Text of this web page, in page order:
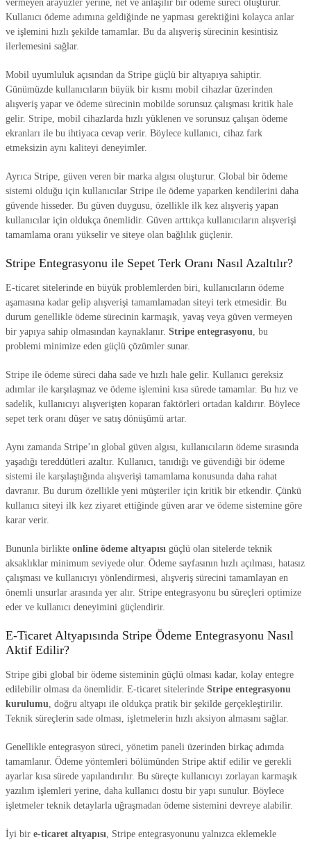
vermeyen arayüzler yerine, net ve anlaşılır bir ödeme süreci oluşturur.
Kullanıcı ödeme adımına geldiğinde ne yapması gerektiğini kolayca anlar
ve işlemini hızlı şekilde tamamlar. Bu da alışveriş sürecinin kesintisiz
ilerlemesini sağlar.
Mobil uyumluluk açısından da Stripe güçlü bir altyapıya sahiptir.
Günümüzde kullanıcıların büyük bir kısmı mobil cihazlar üzerinden
alışveriş yapar ve ödeme sürecinin mobilde sorunsuz çalışması kritik hale
gelir. Stripe, mobil cihazlarda hızlı yüklenen ve sorunsuz çalışan ödeme
ekranları ile bu ihtiyaca cevap verir. Böylece kullanıcı, cihaz fark
etmeksizin aynı kaliteyi deneyimler.
Ayrıca Stripe, güven veren bir marka algısı oluşturur. Global bir ödeme
sistemi olduğu için kullanıcılar Stripe ile ödeme yaparken kendilerini daha
güvende hisseder. Bu güven duygusu, özellikle ilk kez alışveriş yapan
kullanıcılar için oldukça önemlidir. Güven arttıkça kullanıcıların alışverişi
tamamlama oranı yükselir ve siteye olan bağlılık güçlenir.
Stripe Entegrasyonu ile Sepet Terk Oranı Nasıl Azaltılır?
E-ticaret sitelerinde en büyük problemlerden biri, kullanıcıların ödeme
aşamasına kadar gelip alışverişi tamamlamadan siteyi terk etmesidir. Bu
durum genellikle ödeme sürecinin karmaşık, yavaş veya güven vermeyen
bir yapıya sahip olmasından kaynaklanır. Stripe entegrasyonu , bu
problemi minimize eden güçlü çözümler sunar.
Stripe ile ödeme süreci daha sade ve hızlı hale gelir. Kullanıcı gereksiz
adımlar ile karşılaşmaz ve ödeme işlemini kısa sürede tamamlar. Bu hız ve
sadelik, kullanıcıyı alışverişten koparan faktörleri ortadan kaldırır. Böylece
sepet terk oranı düşer ve satış dönüşümü artar.
Aynı zamanda Stripe’ın global güven algısı, kullanıcıların ödeme sırasında
yaşadığı tereddütleri azaltır. Kullanıcı, tanıdığı ve güvendiği bir ödeme
sistemi ile karşılaştığında alışverişi tamamlama konusunda daha rahat
davranır. Bu durum özellikle yeni müşteriler için kritik bir etkendir. Çünkü
kullanıcı siteyi ilk kez ziyaret ettiğinde güven arar ve ödeme sistemine göre
karar verir.
Bununla birlikte online ödeme altyapısı güçlü olan sitelerde teknik
aksaklıklar minimum seviyede olur. Ödeme sayfasının hızlı açılması, hatasız
çalışması ve kullanıcıyı yönlendirmesi, alışveriş sürecini tamamlayan en
önemli unsurlar arasında yer alır. Stripe entegrasyonu bu süreçleri optimize
eder ve kullanıcı deneyimini güçlendirir.
E-Ticaret Altyapısında Stripe Ödeme Entegrasyonu Nasıl
Aktif Edilir?
Stripe gibi global bir ödeme sisteminin güçlü olması kadar, kolay entegre
edilebilir olması da önemlidir. E-ticaret sitelerinde Stripe entegrasyonu
kurulumu , doğru altyapı ile oldukça pratik bir şekilde gerçekleştirilir.
Teknik süreçlerin sade olması, işletmelerin hızlı aksiyon almasını sağlar.
Genellikle entegrasyon süreci, yönetim paneli üzerinden birkaç adımda
tamamlanır. Ödeme yöntemleri bölümünden Stripe aktif edilir ve gerekli
ayarlar kısa sürede yapılandırılır. Bu süreçte kullanıcıyı zorlayan karmaşık
yazılım işlemleri yerine, daha kullanıcı dostu bir yapı sunulur. Böylece
işletmeler teknik detaylarla uğraşmadan ödeme sistemini devreye alabilir.
İyi bir e-ticaret altyapısı , Stripe entegrasyonunu yalnızca eklemekle